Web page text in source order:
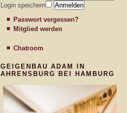
Login speichern
Passwort vergessen?
Mitglied werden
Chatroom
GEIGENBAU ADAM IN
AHRENSBURG BEI HAMBURG